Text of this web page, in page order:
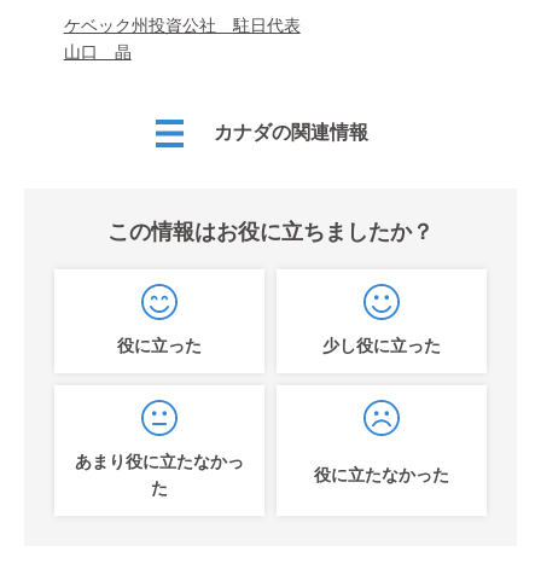
ケベック州投資公社 駐日代表
山口 晶
カナダの関連情報
この情報はお役に立ちましたか？
役に立った 少し役に立った
あまり役に立たなかっ
た
役に立たなかった